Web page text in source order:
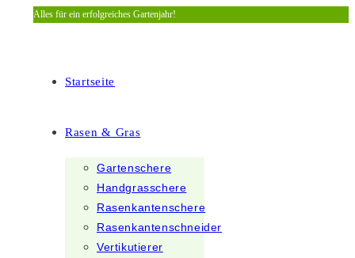
Zum
Alles für ein erfolgreiches Gartenjahr!
Startseite
Rasen & Gras
Gartenschere
Handgrasschere
Rasenkantenschere
Rasenkantenschneider
Vertikutierer